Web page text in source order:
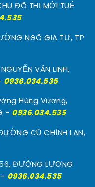
ĐÔ THỊ MỚI TUỆ
NGÔ GIA TỰ, TP
VĂN LINH,
0936.034.535
Hùng Vương,
- 0936.034.535
CÙ CHÍNH LAN,
ĐƯỜNG LƯƠNG
- 0936.034.535